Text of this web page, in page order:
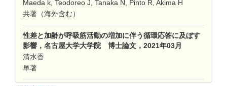
Maeda k, Teodoreo J, Tanaka N, Pinto R, Akima H
共著（海外含む）
性差と加齢が呼吸筋活動の増加に伴う循環応答に及ぼす
影響，名古屋大学大学院 博士論文，2021年03月
清水香
単著